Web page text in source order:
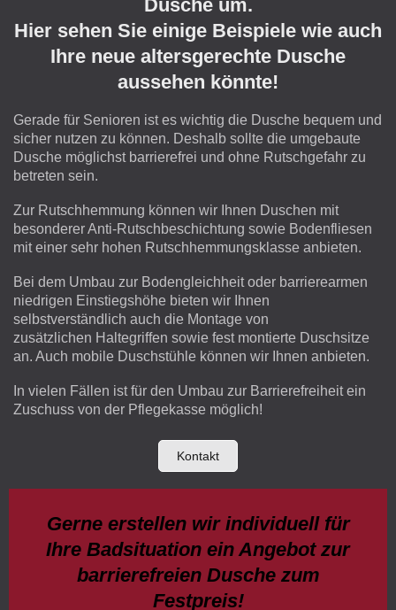
Dusche um.
Hier sehen Sie einige Beispiele wie auch
Ihre neue altersgerechte Dusche
aussehen könnte!
Gerade für Senioren ist es wichtig die Dusche bequem und
sicher nutzen zu können. Deshalb sollte die umgebaute
Dusche möglichst barrierefrei und ohne Rutschgefahr zu
betreten sein.
Zur Rutschhemmung können wir Ihnen Duschen mit
besonderer Anti-Rutschbeschichtung sowie Bodenfliesen
mit einer sehr hohen Rutschhemmungsklasse anbieten.
Bei dem Umbau zur Bodengleichheit oder barrierearmen
niedrigen Einstiegshöhe bieten wir Ihnen
selbstverständlich auch die Montage von
zusätzlichen Haltegriffen sowie fest montierte Duschsitze
an. Auch mobile Duschstühle können wir Ihnen anbieten.
In vielen Fällen ist für den Umbau zur Barrierefreiheit ein
Zuschuss von der Pflegekasse möglich!
Kontakt
Gerne erstellen wir individuell für
Ihre Badsituation ein Angebot zur
barrierefreien Dusche zum
Festpreis!